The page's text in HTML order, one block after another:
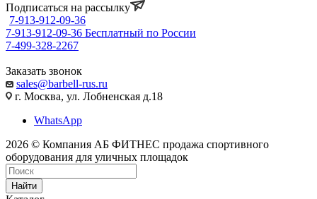
Подписаться на рассылку
7-913-912-09-36
7-913-912-09-36 Бесплатный по России
7-499-328-2267
Заказать звонок
sales@barbell-rus.ru
г. Москва, ул. Лобненская д.18
WhatsApp
2026 © Компания АБ ФИТНЕС продажа спортивного
оборудования для уличных площадок
Найти